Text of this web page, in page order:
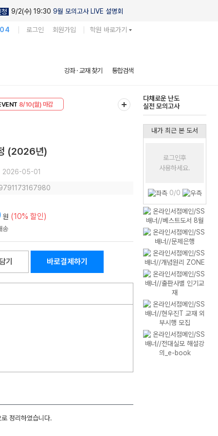
청 9/2(수) 19:30 9월 모의고사 LIVE 설명회
로그인 회원가입 학원 바로가기
강좌 · 교재 찾기 통합검색
8/10(월) 마감
다채로운 난도
실전 모의고사
(2026년)
2026-05-01
원 (10% 할인)
기 바로결제하기
정리하였습니다.
내가 최근 본 도서
로그인후
사용하세요.
0/0